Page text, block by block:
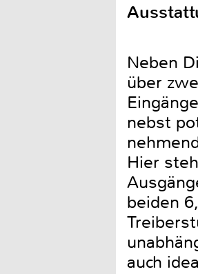
Neben
über
nebst
Hier
beiden
auch